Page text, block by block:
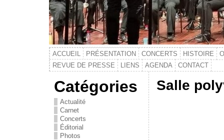
ACCUEIL PRÉSENTATION CONCERTS HISTOIRE
REVUE DE PRESSE
LIENS AGENDA CONTACT
Catégories
Actualité
Carnet
Concerts
Éditorial
Photos
Salle